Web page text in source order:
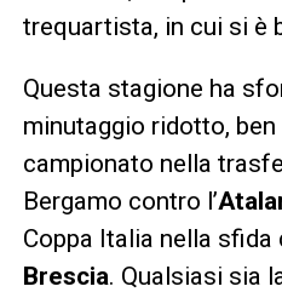
trequartista, in cui si è
Questa stagione ha
minutaggio ridotto,
campionato nella
Bergamo contro l’
Coppa Italia nella
Brescia. Qualsiasi sia